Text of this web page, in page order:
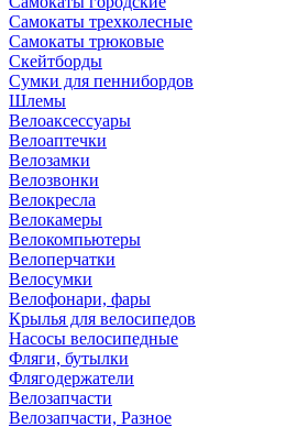
Самокаты трехколесные
Самокаты трюковые
Скейтборды
Сумки для пеннибордов
Шлемы
Велоаксессуары
Велоаптечки
Велозамки
Велозвонки
Велокресла
Велокамеры
Велокомпьютеры
Велоперчатки
Велосумки
Велофонари, фары
Крылья для велосипедов
Насосы велосипедные
Фляги, бутылки
Флягодержатели
Велозапчасти
Велозапчасти, Разное